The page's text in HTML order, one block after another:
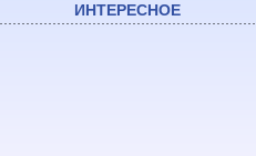
ИНТЕРЕСНОЕ